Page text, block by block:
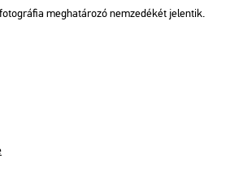
meg­ha­tá­ro­zó nem­ze­dé­két je­len­tik.